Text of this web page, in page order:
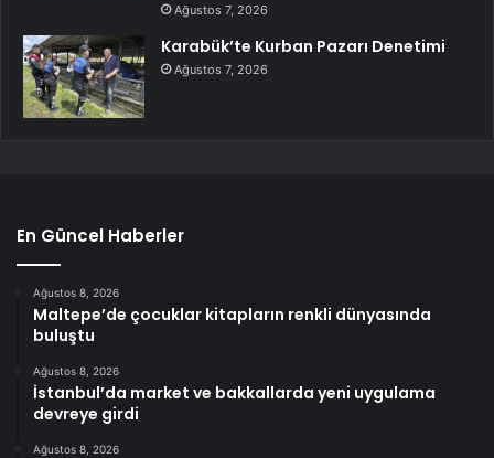
Ağustos 7, 2026
Karabük’te Kurban Pazarı Denetimi
Ağustos 7, 2026
En Güncel Haberler
Ağustos 8, 2026
Maltepe’de çocuklar kitapların renkli dünyasında
buluştu
Ağustos 8, 2026
İstanbul’da market ve bakkallarda yeni uygulama
devreye girdi
Ağustos 8, 2026